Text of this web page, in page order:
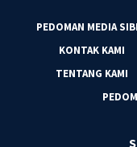
PEDOMAN MEDIA
KONTAK KAMI
TENTANG KAMI